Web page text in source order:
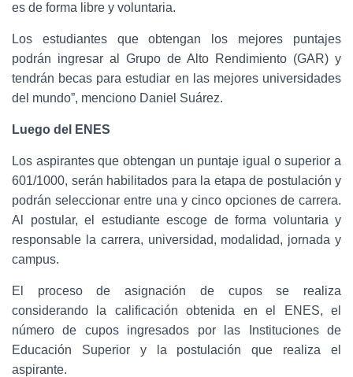
es de forma libre y voluntaria.
Los estudiantes que obtengan los mejores puntajes
podrán ingresar al Grupo de Alto Rendimiento (GAR) y
tendrán becas para estudiar en las mejores universidades
del mundo”, menciono Daniel Suárez.
Luego del ENES
Los aspirantes que obtengan un puntaje igual o superior a
601/1000, serán habilitados para la etapa de postulación y
podrán seleccionar entre una y cinco opciones de carrera.
Al postular, el estudiante escoge de forma voluntaria y
responsable la carrera, universidad, modalidad, jornada y
campus.
El proceso de asignación de cupos se realiza
considerando la calificación obtenida en el ENES, el
número de cupos ingresados por las Instituciones de
Educación Superior y la postulación que realiza el
aspirante.